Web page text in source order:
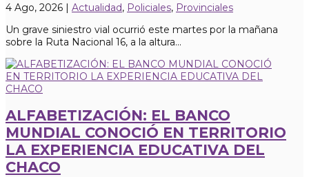
4 Ago, 2026 | Actualidad, Policiales, Provinciales
Un grave siniestro vial ocurrió este martes por la mañana
sobre la Ruta Nacional 16, a la altura...
ALFABETIZACIÓN: EL BANCO
MUNDIAL CONOCIÓ EN TERRITORIO
LA EXPERIENCIA EDUCATIVA DEL
CHACO